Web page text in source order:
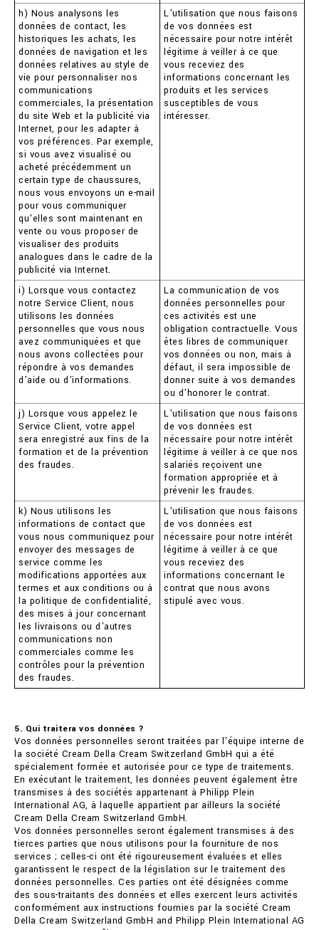
h) Nous analysons les
données de contact, les
historiques les achats, les
données de navigation et les
données relatives au style de
vie pour personnaliser nos
communications
commerciales, la présentation
du site Web et la publicité via
Internet, pour les adapter à
vos préférences. Par exemple,
si vous avez visualisé ou
acheté précédemment un
certain type de chaussures,
nous vous envoyons un e-mail
pour vous communiquer
qu'elles sont maintenant en
vente ou vous proposer de
visualiser des produits
analogues dans le cadre de la
publicité via Internet.
L'utilisation que nous faisons
de vos données est
nécessaire pour notre intérêt
légitime à veiller à ce que
vous receviez des
informations concernant les
produits et les services
susceptibles de vous
intéresser.
i) Lorsque vous contactez
notre Service Client, nous
utilisons les données
personnelles que vous nous
avez communiquées et que
nous avons collectées pour
répondre à vos demandes
d'aide ou d'informations.
La communication de vos
données personnelles pour
ces activités est une
obligation contractuelle. Vous
êtes libres de communiquer
vos données ou non, mais à
défaut, il sera impossible de
donner suite à vos demandes
ou d'honorer le contrat.
j) Lorsque vous appelez le
Service Client, votre appel
sera enregistré aux fins de la
formation et de la prévention
des fraudes.
L'utilisation que nous faisons
de vos données est
nécessaire pour notre intérêt
légitime à veiller à ce que nos
salariés reçoivent une
formation appropriée et à
prévenir les fraudes.
k) Nous utilisons les
informations de contact que
vous nous communiquez pour
envoyer des messages de
service comme les
modifications apportées aux
termes et aux conditions ou à
la politique de confidentialité,
des mises à jour concernant
les livraisons ou d'autres
communications non
commerciales comme les
contrôles pour la prévention
des fraudes.
L'utilisation que nous faisons
de vos données est
nécessaire pour notre intérêt
légitime à veiller à ce que
vous receviez des
informations concernant le
contrat que nous avons
stipulé avec vous.
5. Qui traitera vos données ?
Vos données personnelles seront traitées par l'équipe interne de
la société Cream Della Cream Switzerland GmbH qui a été
spécialement formée et autorisée pour ce type de traitements.
En exécutant le traitement, les données peuvent également être
transmises à des sociétés appartenant à Philipp Plein
International AG, à laquelle appartient par ailleurs la société
Cream Della Cream Switzerland GmbH.
Vos données personnelles seront également transmises à des
tierces parties que nous utilisons pour la fourniture de nos
services ; celles-ci ont été rigoureusement évaluées et elles
garantissent le respect de la législation sur le traitement des
données personnelles. Ces parties ont été désignées comme
des sous-traitants des données et elles exercent leurs activités
conformément aux instructions fournies par la société Cream
Della Cream Switzerland GmbH and Philipp Plein International AG